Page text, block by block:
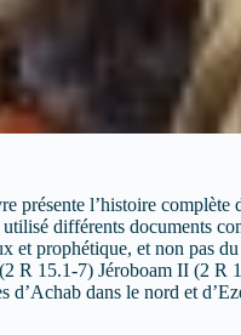
l’histoire complète
différents documents
et prophétique, et non pas
15.1-7) Jéroboam II (2 R
dans le nord et